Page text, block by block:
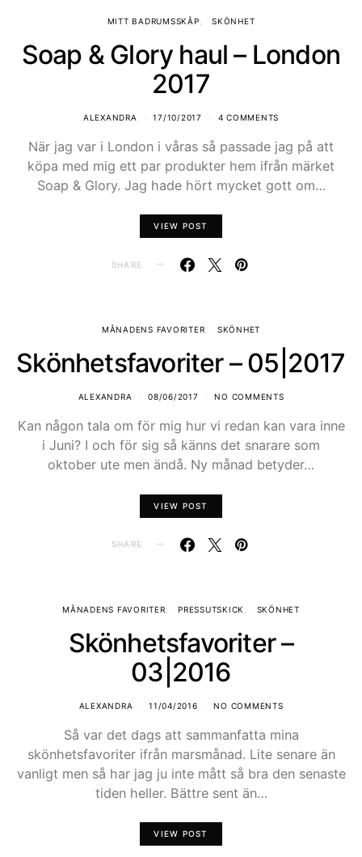
MITT BADRUMSSKÅP SKÖNHET
Soap & Glory haul – London
2017
ALEXANDRA 17/10/2017 4 COMMENTS
När jag var i London i våras så passade jag på att
köpa med mig ett par produkter hem ifrån märket
Soap & Glory. Jag hade hört mycket gott om…
VIEW POST
SHARE
MÅNADENS FAVORITER SKÖNHET
Skönhetsfavoriter – 05|2017
ALEXANDRA 08/06/2017 NO COMMENTS
Kan någon tala om för mig hur vi redan kan vara inne
i Juni? I och för sig så känns det snarare som
oktober ute men ändå. Ny månad betyder…
VIEW POST
SHARE
MÅNADENS FAVORITER PRESSUTSKICK SKÖNHET
Skönhetsfavoriter –
03|2016
ALEXANDRA 11/04/2016 NO COMMENTS
Så var det dags att sammanfatta mina
skönhetsfavoriter ifrån marsmånad. Lite senare än
vanligt men så har jag ju inte mått så bra den senaste
tiden heller. Bättre sent än…
VIEW POST